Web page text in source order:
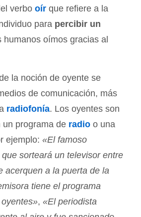
verbo oír que refiere a la
para percibir un
humanos oímos gracias al
la noción de oyente se
de comunicación, más
radiofonía. Los oyentes son
programa de radio o una
ejemplo: «El famoso
sorteará un televisor entre
acerquen a la puerta de la
tiene el programa
, «El periodista